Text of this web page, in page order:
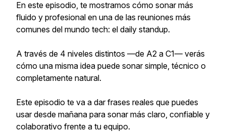
En este episodio, te mostramos cómo sonar más
fluido y profesional en una de las reuniones más
comunes del mundo tech: el daily standup.
A través de 4 niveles distintos —de A2 a C1— verás
cómo una misma idea puede sonar simple, técnico o
completamente natural.
Este episodio te va a dar frases reales que puedes
usar desde mañana para sonar más claro, confiable y
colaborativo frente a tu equipo.